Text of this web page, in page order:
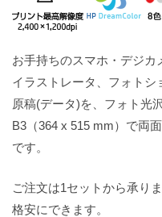
お手持ちのスマホ・デジカ
イラストレータ、フォト
原稿(データ)を、フォト光
B3（364 x 515 mm）で両
です。
ご注文は1セットから承り
格安にできます。